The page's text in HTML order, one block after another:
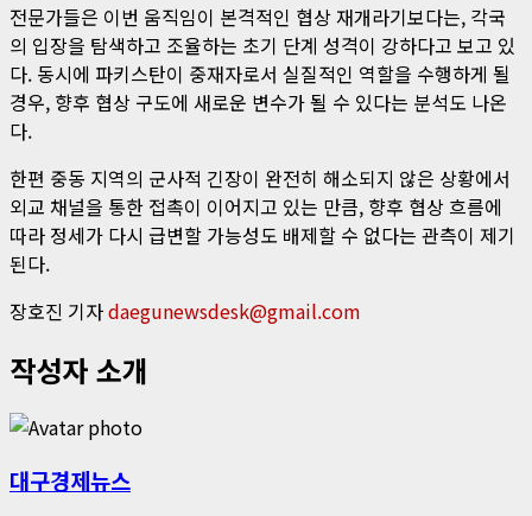
전문가들은 이번 움직임이 본격적인 협상 재개라기보다는, 각국
의 입장을 탐색하고 조율하는 초기 단계 성격이 강하다고 보고 있
다. 동시에 파키스탄이 중재자로서 실질적인 역할을 수행하게 될
경우, 향후 협상 구도에 새로운 변수가 될 수 있다는 분석도 나온
다.
한편 중동 지역의 군사적 긴장이 완전히 해소되지 않은 상황에서
외교 채널을 통한 접촉이 이어지고 있는 만큼, 향후 협상 흐름에
따라 정세가 다시 급변할 가능성도 배제할 수 없다는 관측이 제기
된다.
장호진 기자daegunewsdesk@gmail.com
작성자 소개
대구경제뉴스